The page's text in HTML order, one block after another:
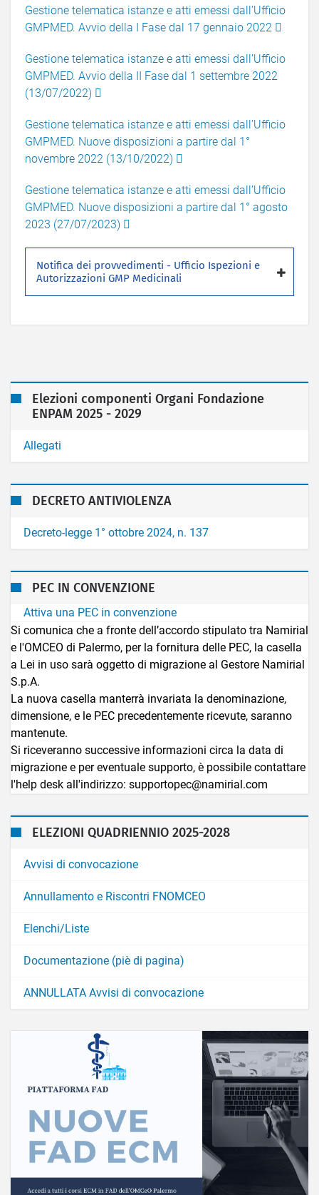
Gestione telematica istanze e atti emessi dall’Ufficio
GMPMED. Avvio della I Fase dal 17 gennaio 2022
Gestione telematica istanze e atti emessi dall’Ufficio
GMPMED. Avvio della II Fase dal 1 settembre 2022
(13/07/2022)
Gestione telematica istanze e atti emessi dall’Ufficio
GMPMED. Nuove disposizioni a partire dal 1°
novembre 2022 (13/10/2022)
Gestione telematica istanze e atti emessi dall’Ufficio
GMPMED. Nuove disposizioni a partire dal 1° agosto
2023 (27/07/2023)
Notifica dei provvedimenti - Ufficio Ispezioni e
Autorizzazioni GMP Medicinali
Elezioni componenti Organi Fondazione
ENPAM 2025 - 2029
Allegati
DECRETO ANTIVIOLENZA
Decreto-legge 1° ottobre 2024, n. 137
PEC IN CONVENZIONE
Attiva una PEC in convenzione
Si comunica che a fronte dell’accordo stipulato tra Namirial
e l'OMCEO di Palermo, per la fornitura delle PEC, la casella
a Lei in uso sarà oggetto di migrazione al Gestore Namirial
S.p.A.
La nuova casella manterrà invariata la denominazione,
dimensione, e le PEC precedentemente ricevute, saranno
mantenute.
Si riceveranno successive informazioni circa la data di
migrazione e per eventuale supporto, è possibile contattare
l'help desk all'indirizzo: supportopec@namirial.com
ELEZIONI QUADRIENNIO 2025-2028
Avvisi di convocazione
Annullamento e Riscontri FNOMCEO
Elenchi/Liste
Documentazione (piè di pagina)
ANNULLATA Avvisi di convocazione